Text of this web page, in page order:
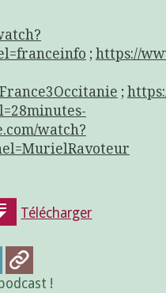
; https://
;
watch?
Télécharger
!